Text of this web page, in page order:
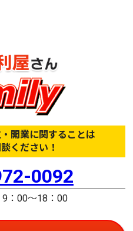
開業に関することは
ください！
0092
：00〜18：00